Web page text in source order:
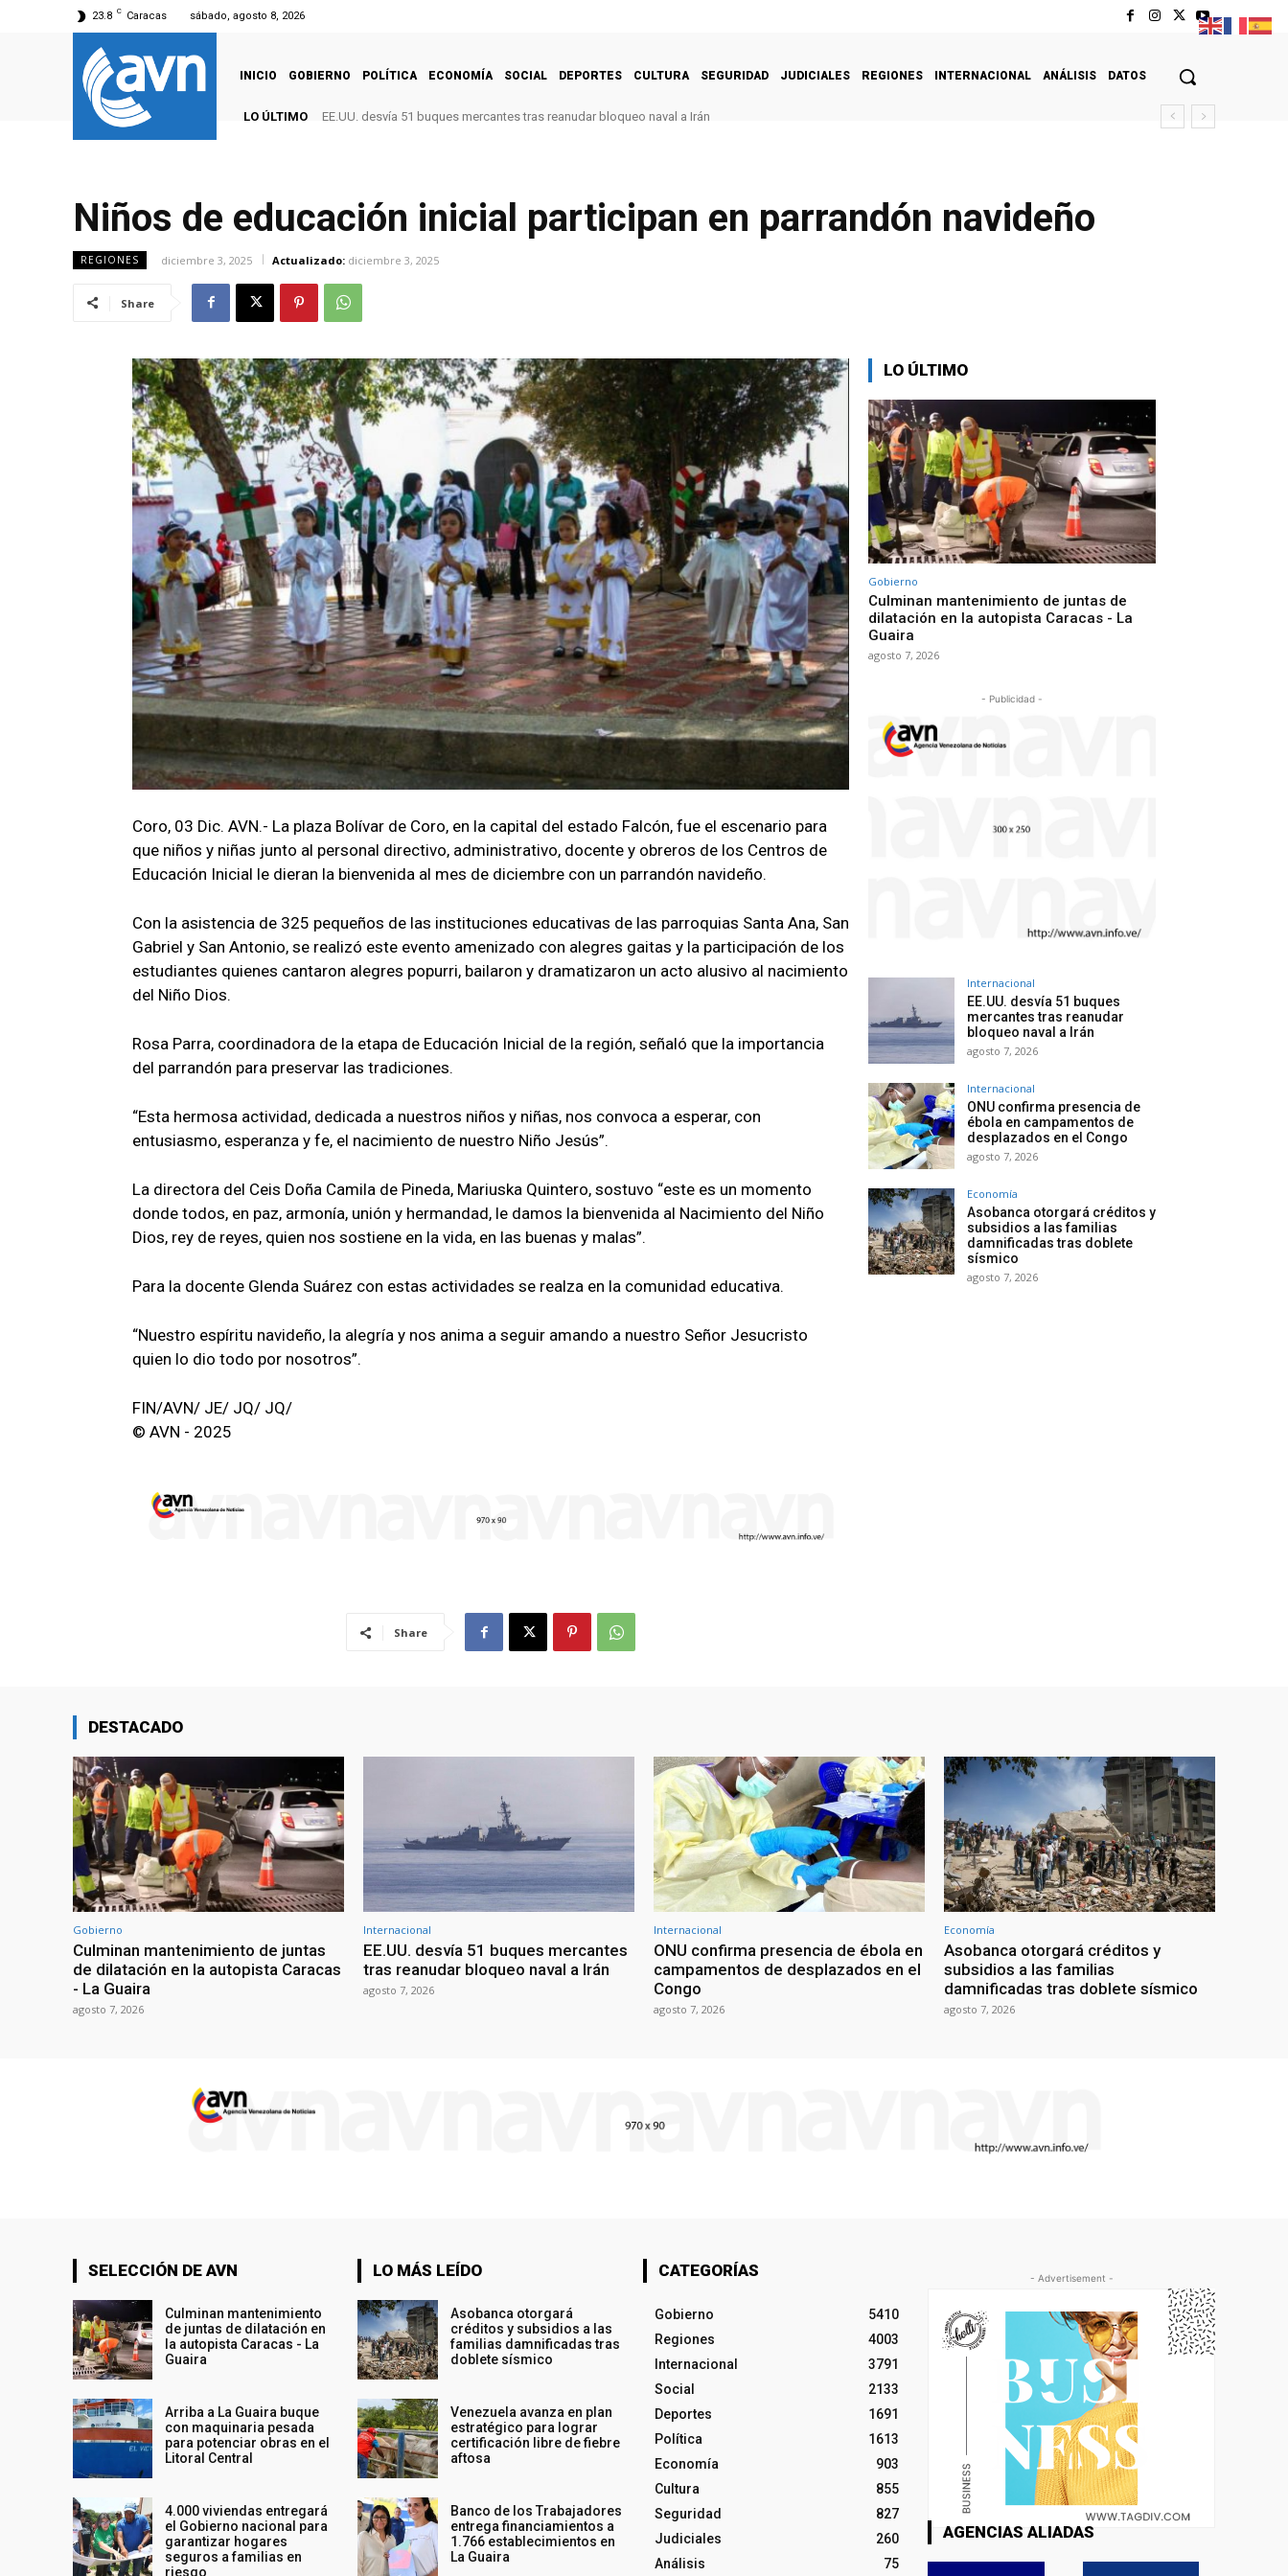
23.8 C Caracas sábado, agosto 8, 2026
INICIO GOBIERNO POLÍTICA ECONOMÍA SOCIAL DEPORTES CULTURA SEGURIDAD JUDICIALES REGIONES INTERNACIONAL ANÁLISIS DATOS
LO ÚLTIMO EE.UU. desvía 51 buques mercantes tras reanudar bloqueo naval a Irán
Niños de educación inicial participan en parrandón navideño
REGIONES diciembre 3, 2025 Actualizado: diciembre 3, 2025
Share
Coro, 03 Dic. AVN.- La plaza Bolívar de Coro, en la capital del estado Falcón, fue el escenario para
que niños y niñas junto al personal directivo, administrativo, docente y obreros de los Centros de
Educación Inicial le dieran la bienvenida al mes de diciembre con un parrandón navideño.
Con la asistencia de 325 pequeños de las instituciones educativas de las parroquias Santa Ana, San
Gabriel y San Antonio, se realizó este evento amenizado con alegres gaitas y la participación de los
estudiantes quienes cantaron alegres popurri, bailaron y dramatizaron un acto alusivo al nacimiento
del Niño Dios.
Rosa Parra, coordinadora de la etapa de Educación Inicial de la región, señaló que la importancia
del parrandón para preservar las tradiciones.
“Esta hermosa actividad, dedicada a nuestros niños y niñas, nos convoca a esperar, con
entusiasmo, esperanza y fe, el nacimiento de nuestro Niño Jesús”.
La directora del Ceis Doña Camila de Pineda, Mariuska Quintero, sostuvo “este es un momento
donde todos, en paz, armonía, unión y hermandad, le damos la bienvenida al Nacimiento del Niño
Dios, rey de reyes, quien nos sostiene en la vida, en las buenas y malas”.
Para la docente Glenda Suárez con estas actividades se realza en la comunidad educativa.
“Nuestro espíritu navideño, la alegría y nos anima a seguir amando a nuestro Señor Jesucristo
quien lo dio todo por nosotros”.
FIN/AVN/ JE/ JQ/ JQ/
© AVN - 2025
Share
LO ÚLTIMO
Gobierno
Culminan mantenimiento de juntas de
dilatación en la autopista Caracas - La
Guaira
agosto 7, 2026
- Publicidad -
Internacional
EE.UU. desvía 51 buques
mercantes tras reanudar
bloqueo naval a Irán
agosto 7, 2026
Internacional
ONU confirma presencia de
ébola en campamentos de
desplazados en el Congo
agosto 7, 2026
Economía
Asobanca otorgará créditos y
subsidios a las familias
damnificadas tras doblete
sísmico
agosto 7, 2026
DESTACADO
Gobierno
Culminan mantenimiento de juntas
de dilatación en la autopista Caracas
- La Guaira
agosto 7, 2026
Internacional
EE.UU. desvía 51 buques mercantes
tras reanudar bloqueo naval a Irán
agosto 7, 2026
Internacional
ONU confirma presencia de ébola en
campamentos de desplazados en el
Congo
agosto 7, 2026
Economía
Asobanca otorgará créditos y
subsidios a las familias
damnificadas tras doblete sísmico
agosto 7, 2026
SELECCIÓN DE AVN
Culminan mantenimiento
de juntas de dilatación en
la autopista Caracas - La
Guaira
Arriba a La Guaira buque
con maquinaria pesada
para potenciar obras en el
Litoral Central
4.000 viviendas entregará
el Gobierno nacional para
garantizar hogares
seguros a familias en
riesgo
LO MÁS LEÍDO
Asobanca otorgará
créditos y subsidios a las
familias damnificadas tras
doblete sísmico
Venezuela avanza en plan
estratégico para lograr
certificación libre de fiebre
aftosa
Banco de los Trabajadores
entrega financiamientos a
1.766 establecimientos en
La Guaira
CATEGORÍAS
Gobierno
5410
Regiones
4003
Internacional
3791
Social
2133
Deportes
1691
Política
1613
Economía
903
Cultura
855
Seguridad
827
Judiciales
260
Análisis
75
- Advertisement -
AGENCIAS ALIADAS